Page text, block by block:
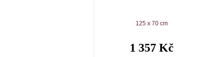
125 x 70 cm
1 357 Kč